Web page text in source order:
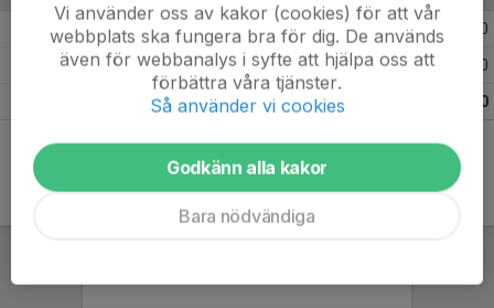
2026 5 0 0 0
12 0 0
0
Vi använder oss av kakor (cookies) för att vår
webbplats ska fungera bra för dig. De används
även för webbanalys i syfte att hjälpa oss att
förbättra våra tjänster.
Så använder vi cookies
Godkänn alla kakor
Bara nödvändiga